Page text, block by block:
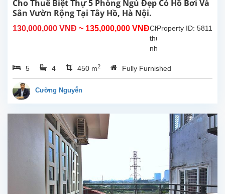
khách
bếp
rộng,...
Cho Thuê Biệt Thự 5 Phòng Ngủ Đẹp Có Hồ Bơi Và
Sân Vườn Rộng Tại Tây Hồ, Hà Nội.
130,000,000 VNĐ ~ 135,000,000 VNĐ Property ID: 5811
Cho
thuê
nhà
phòng
ngủ
và
sân
5 4 450 m2 Fully Furnished
Cường Nguyễn